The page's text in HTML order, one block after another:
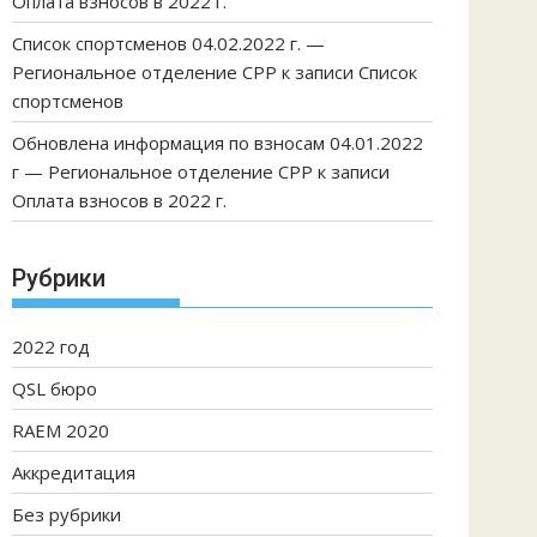
Список спортсменов 04.02.2022 г. —
Региональное отделение СРР к записи Список
спортсменов
Обновлена информация по взносам 04.01.2022
г — Региональное отделение СРР к записи
Оплата взносов в 2022 г.
Рубрики
2022 год
QSL бюро
RAEM 2020
Аккредитация
Без рубрики